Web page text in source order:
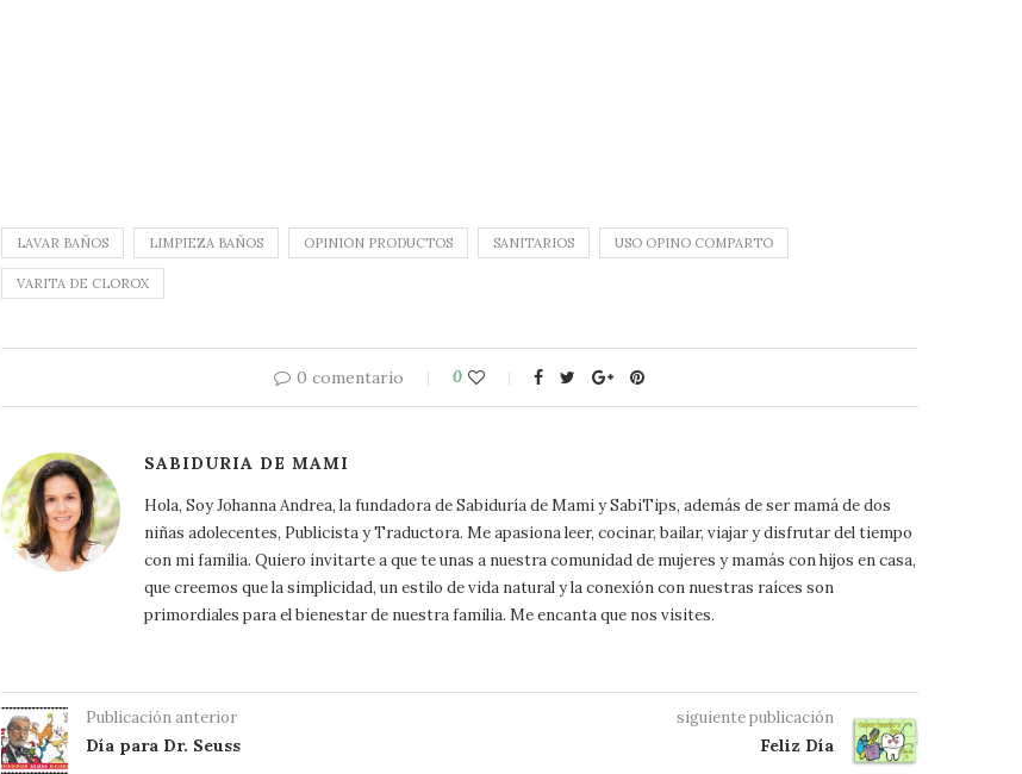
LAVAR BAÑOS LIMPIEZA BAÑOS OPINION PRODUCTOS SANITARIOS USO OPINO COMPARTO
VARITA DE CLOROX
0 comentario 0
SABIDURIA DE MAMI
Hola, Soy Johanna Andrea, la fundadora de Sabiduría de Mami y SabiTips, además de ser mamá de dos
niñas adolecentes, Publicista y Traductora. Me apasiona leer, cocinar, bailar, viajar y disfrutar del tiempo
con mi familia. Quiero invitarte a que te unas a nuestra comunidad de mujeres y mamás con hijos en casa,
que creemos que la simplicidad, un estilo de vida natural y la conexión con nuestras raíces son
primordiales para el bienestar de nuestra familia. Me encanta que nos visites.
Publicación anterior
Día para Dr. Seuss
siguiente publicación
Feliz Día